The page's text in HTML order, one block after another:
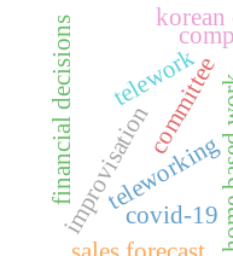
teleworkinghome
committee
improvisationcovid-19
korean
telework
financial decisions